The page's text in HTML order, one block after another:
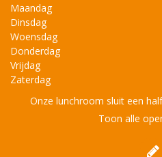
Maandag
Dinsdag
Woensdag
Donderdag
Vrijdag
Zaterdag
Onze lunchroom sluit een
Toon alle